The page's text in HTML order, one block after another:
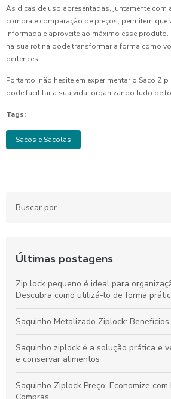
As dicas de uso apresentadas, juntamente
compra e comparação de preços, permitem que
informada e aproveite ao máximo esse
na sua rotina pode transformar a forma como
pertences.
Portanto, não hesite em experimentar o Saco
pode facilitar a sua vida, organizando tudo de
Tags:
Sacos e Sacolas
Últimas postagens
Zip lock pequeno é ideal para
Descubra como utilizá-lo de forma
Saquinho Metalizado Ziplock:
Saquinho ziplock é a solução prática e
e conservar alimentos
Saquinho Ziplock Preço: Economize